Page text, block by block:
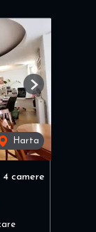
Harta
Next
camere